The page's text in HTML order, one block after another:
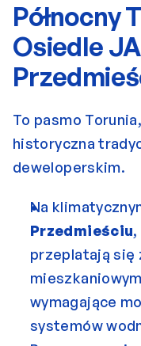
Północny
Osiedle
To pasmo
historyczna
deweloperskim.
Na
Przedmieściu
przeplatają się
wymagające
systemów